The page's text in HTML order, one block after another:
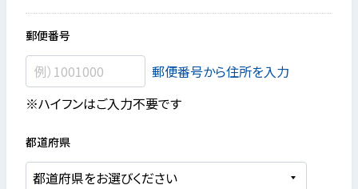
郵便番号
郵便番号から住所を入力
※ハイフンはご入力不要です
都道府県